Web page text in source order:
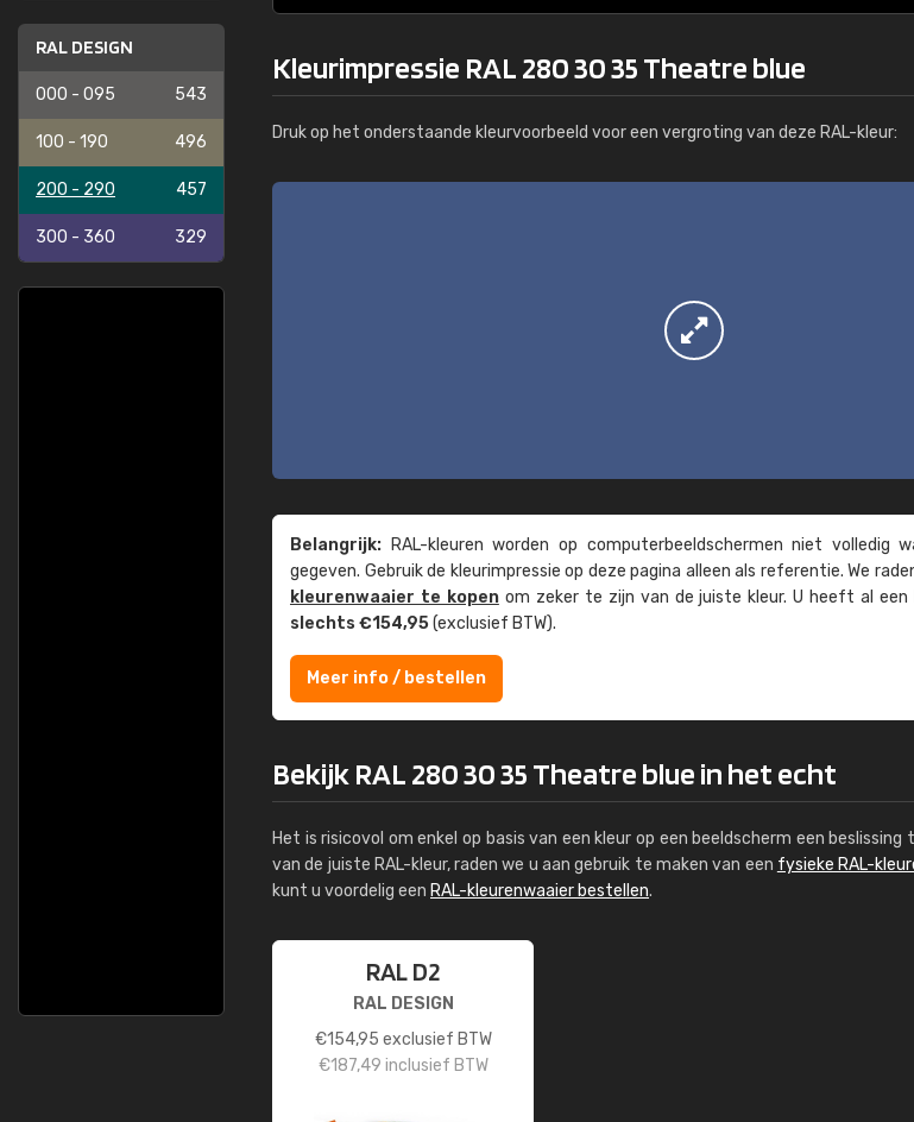
RAL DESIGN
000 - 095 543
100 - 190 496
200 - 290 457
300 - 360 329
Kleurimpressie RAL 280 30 35 Theatre blue
Druk op het onderstaande kleurvoorbeeld voor een vergroting van deze RAL-kleur:
Belangrijk: RAL-kleuren worden op computer­beeld­schermen niet volledig
gegeven. Gebruik de kleur­impressie op deze pagina alleen als referentie. We
kleuren­waaier te kopenom zeker te zijn van de juiste kleur. U heeft al een
slechts €154,95(exclusief BTW).
Meer info / bestellen
Bekijk RAL 280 30 35 Theatre blue in het echt
Het is risicovol om enkel op basis van een kleur op een beeldscherm een
van de juiste RAL-kleur, raden we u aan gebruik te maken van een fysieke RAL-
kunt u voordelig een RAL-kleurenwaaier bestellen.
RAL D2
RAL DESIGN
€154,95 exclusief BTW
€187,49 inclusief BTW
Kambier